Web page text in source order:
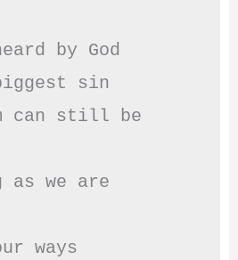
by God
sin
can still be
we are
ways